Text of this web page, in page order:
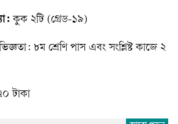
কুক ২টি (গ্রেড-১৯)
৮ম শ্রেণি পাস এবং সংশ্লিষ্ট কাজে ২
টাকা